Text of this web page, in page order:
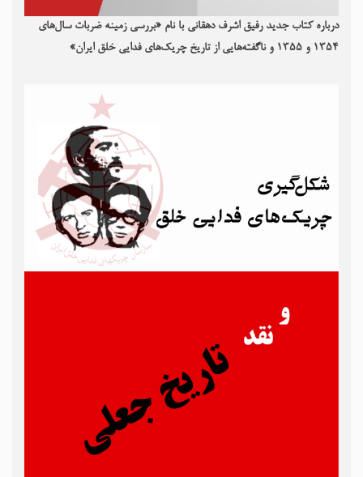
درباره کتاب جدید رفیق اشرف دهقانی با نام «بررسی زمینه ضربات سال‌های
۱۳۵۴ و ۱۳۵۵ و ناگفته‌هایی از تاریخ چریک‌های فدایی خلق ایران»